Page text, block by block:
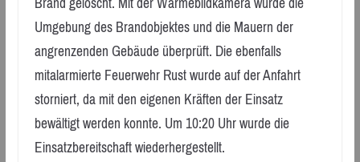
Umgebung des Brandobjektes und die Mauern der
angrenzenden Gebäude überprüft. Die ebenfalls
mitalarmierte Feuerwehr Rust wurde auf der Anfahrt
storniert, da mit den eigenen Kräften der Einsatz
bewältigt werden konnte. Um 10:20 Uhr wurde die
Einsatzbereitschaft wiederhergestellt.